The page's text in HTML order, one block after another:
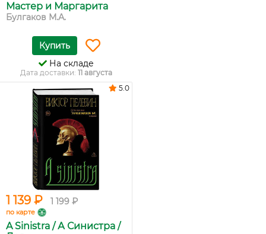
Мастер и Маргарита
Булгаков М.А.
Купить
На складе
Дата доставки: 11 августа
1 139 ₽ 1 199 ₽
по карте
A Sinistra / А Синистра /
5.0